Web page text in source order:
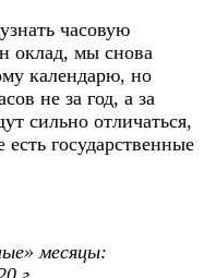
часовую
оклад, мы снова
календарю, но
не за год, а за
сильно отличаться,
государственные
месяцы: